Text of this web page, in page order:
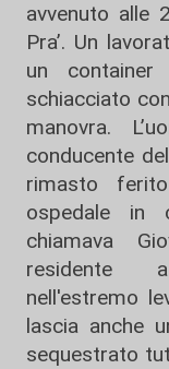
avvenuto alle
Pra’. Un
un
schiacciato
manovra.
conducente
rimasto
ospedale in
chiamava
residente
nell'estremo
lascia anche
sequestrato